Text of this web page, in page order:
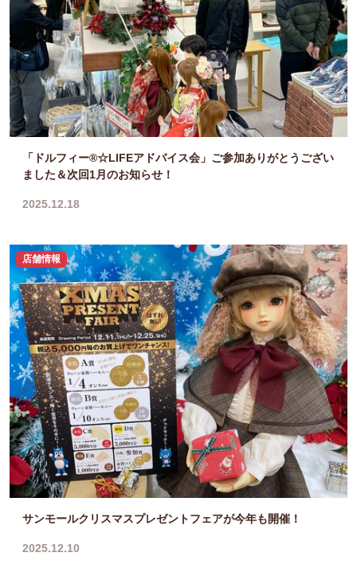
「ドルフィー®☆LIFEアドバイス会」ご参加ありがとうござい
ました＆次回1月のお知らせ！
2025.12.18
店舗情報
サンモールクリスマスプレゼントフェアが今年も開催！
2025.12.10